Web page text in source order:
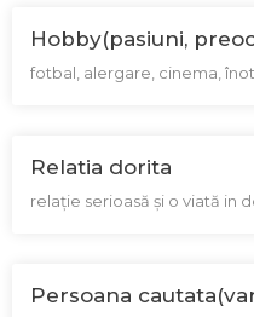
Hobby(pasiuni,
fotbal, alergare, cinema, înot
Relatia dorita
relație serioasă și o viată in
Persoana